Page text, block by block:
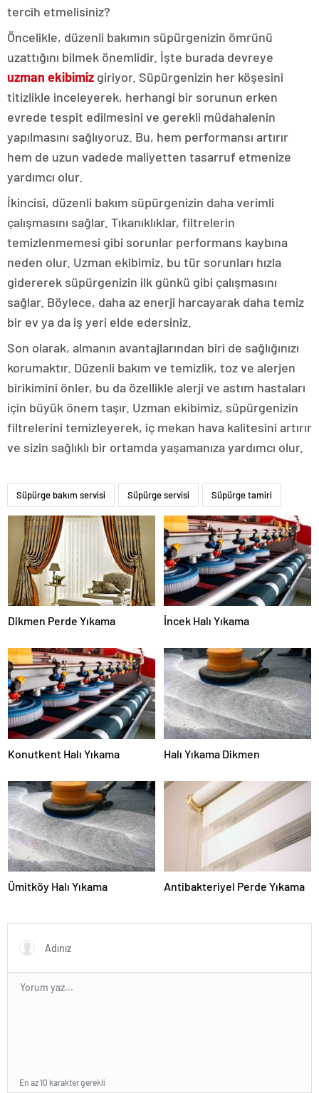
tercih etmelisiniz?
Öncelikle, düzenli bakımın süpürgenizin ömrünü
uzattığını bilmek önemlidir. İşte burada devreye
uzman ekibimiz giriyor. Süpürgenizin her köşesini
titizlikle inceleyerek, herhangi bir sorunun erken
evrede tespit edilmesini ve gerekli müdahalenin
yapılmasını sağlıyoruz. Bu, hem performansı artırır
hem de uzun vadede maliyetten tasarruf etmenize
yardımcı olur.
İkincisi, düzenli bakım süpürgenizin daha verimli
çalışmasını sağlar. Tıkanıklıklar, filtrelerin
temizlenmemesi gibi sorunlar performans kaybına
neden olur. Uzman ekibimiz, bu tür sorunları hızla
gidererek süpürgenizin ilk günkü gibi çalışmasını
sağlar. Böylece, daha az enerji harcayarak daha temiz
bir ev ya da iş yeri elde edersiniz.
Son olarak, almanın avantajlarından biri de sağlığınızı
korumaktır. Düzenli bakım ve temizlik, toz ve alerjen
birikimini önler, bu da özellikle alerji ve astım hastaları
için büyük önem taşır. Uzman ekibimiz, süpürgenizin
filtrelerini temizleyerek, iç mekan hava kalitesini artırır
ve sizin sağlıklı bir ortamda yaşamanıza yardımcı olur.
Süpürge bakım servisi Süpürge servisi Süpürge tamiri
Dikmen Perde Yıkama İncek Halı Yıkama
Konutkent Halı Yıkama Halı Yıkama Dikmen
Ümitköy Halı Yıkama Antibakteriyel Perde Yıkama
En az 10 karakter gerekli